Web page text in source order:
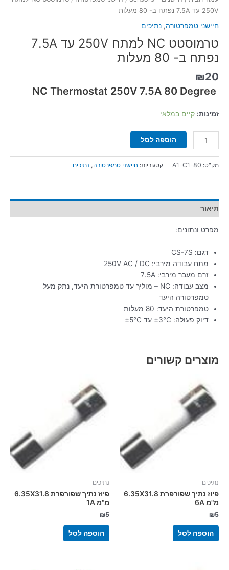
250V עד 7.5A נפתח ב- 80 מעלות
חיישני טמפרטורה, נתיכים
טרמוסטט NC למתח 250V עד 7.5A
נפתח ב- 80 מעלות
₪20
זמינות: קיים במלאי
הוספה לסל
מק"ט: A1-C1-80 קטגוריות: חיישני טמפרטורה, נתיכים
תיאור
מפרט ונתונים:
דגם: CS-7S
מתח עבודה מירבי: 250V AC / DC
זרם מעבר מירבי: 7.5A
מצב עבודה: NC – מוליך עד טמפרטורת היעד, נתק מעל
טמפרטורה היעד
טמפרטורת היעד: 80 מעלות
דיוק פעולה: ±3°C עד ±5°C
מוצרים קשורים
נתיכים
פיוז נתיך שפורפרת 6.35X31.8
מ"מ 6A
₪5
הוספה לסל
נתיכים
פיוז נתיך שפורפרת 6.35X31.8
מ"מ 1A
₪5
הוספה לסל